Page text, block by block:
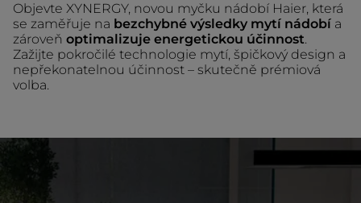
Objevte XYNERGY, novou myčku nádobí Haier, která
se zaměřuje na bezchybné výsledky mytí nádobí a
zároveň optimalizuje energetickou účinnost.
Zažijte pokročilé technologie mytí, špičkový design a
nepřekonatelnou účinnost – skutečně prémiová
volba.